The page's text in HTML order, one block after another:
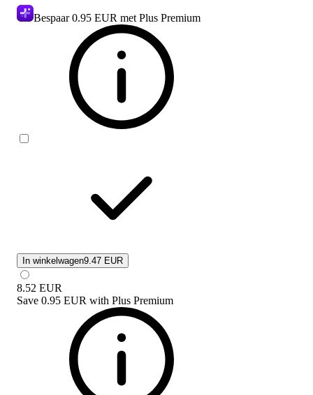
Bespaar0.95 EUR met Plus Premium
In winkelwagen9.47 EUR
8.52 EUR
Save 0.95 EUR with Plus Premium